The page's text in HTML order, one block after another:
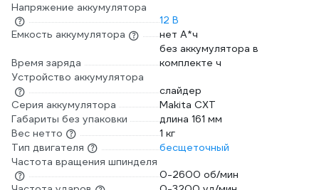
Напряжение аккумулятора
12 В
Емкость аккумулятора
нет А*ч
Время заряда
без аккумулятора в
комплекте ч
Устройство аккумулятора
слайдер
Серия аккумулятора
Makita CXT
Габариты без упаковки
длина 161 мм
Вес нетто
1 кг
Тип двигателя
бесщеточный
Частота вращения шпинделя
0-2600 об/мин